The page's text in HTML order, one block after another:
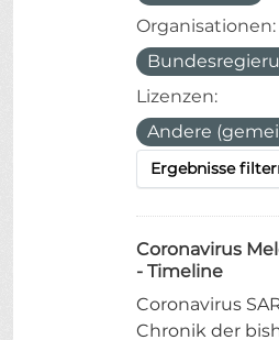
Organisationen:
Lizenzen:
Andere
Ergebnisse
Coronavirus
- Timeline
Coronavirus
Chronik der